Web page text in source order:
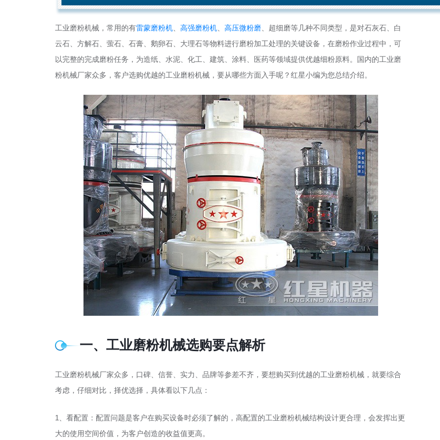
工业磨粉机械，常用的有雷蒙磨粉机 高强磨粉机 高压微粉磨 、超细磨等几种不同类型，是对石灰石、白
云石、方解石、萤石、石膏、鹅卵石、大理石等物料进行磨粉加工处理的关键设备，在磨粉作业过程中，可
以完整的完成磨粉任务，为造纸、水泥、化工、建筑、涂料、医药等领域提供优越细粉原料。国内的工业磨
粉机械厂家众多，客户选购优越的工业磨粉机械，要从哪些方面入手呢？红星小编为您总结介绍。
一、工业磨粉机械选购要点解析
工业磨粉机械厂家众多，口碑、信誉、实力、品牌等参差不齐，要想购买到优越的工业磨粉机械，就要综合
考虑，仔细对比，择优选择，具体看以下几点：
1、看配置：配置问题是客户在购买设备时必须了解的，高配置的工业磨粉机械结构设计更合理，会发挥出更
大的使用空间价值，为客户创造的收益值更高。